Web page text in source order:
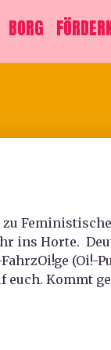
BORG
ins Horte.
(Oi!-
Kommt